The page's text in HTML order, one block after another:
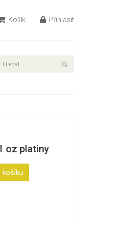
Košík Přihlásit
oz platiny
košíku